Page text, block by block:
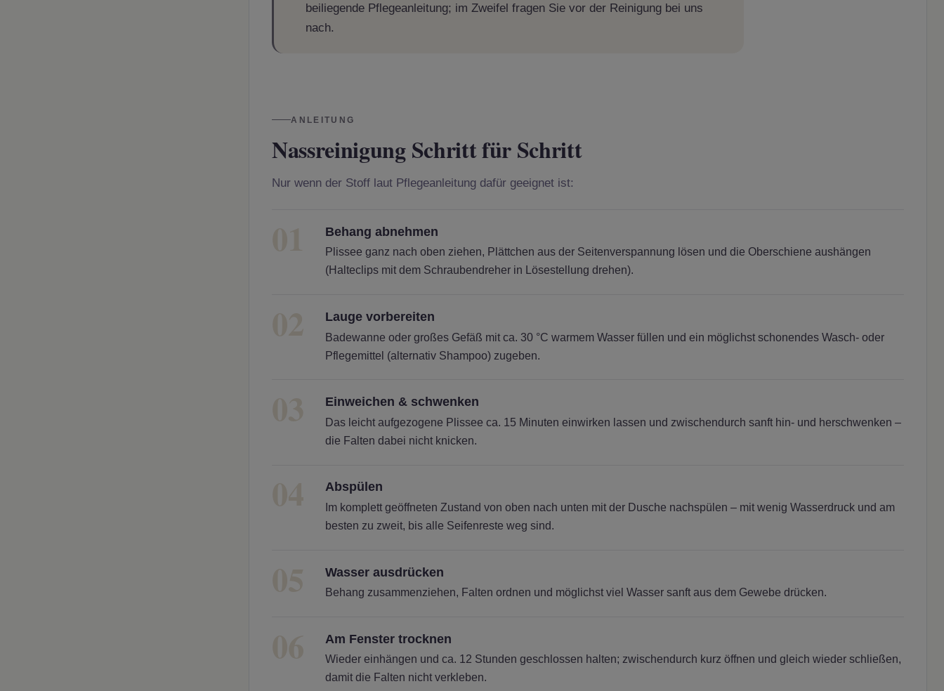
beiliegende Pflegeanleitung; im Zweifel fragen Sie vor der Reinigung bei uns
nach.
ANLEITUNG
Nassreinigung Schritt für Schritt
Nur wenn der Stoff laut Pflegeanleitung dafür geeignet ist:
Behang abnehmen
Plissee ganz nach oben ziehen, Plättchen aus der Seitenverspannung lösen und die Oberschiene aushängen
(Halteclips mit dem Schraubendreher in Lösestellung drehen).
Lauge vorbereiten
Badewanne oder großes Gefäß mit ca. 30 °C warmem Wasser füllen und ein möglichst schonendes Wasch- oder
Pflegemittel (alternativ Shampoo) zugeben.
Einweichen & schwenken
Das leicht aufgezogene Plissee ca. 15 Minuten einwirken lassen und zwischendurch sanft hin- und herschwenken –
die Falten dabei nicht knicken.
Abspülen
Im komplett geöffneten Zustand von oben nach unten mit der Dusche nachspülen – mit wenig Wasserdruck und am
besten zu zweit, bis alle Seifenreste weg sind.
Wasser ausdrücken
Behang zusammenziehen, Falten ordnen und möglichst viel Wasser sanft aus dem Gewebe drücken.
Am Fenster trocknen
Wieder einhängen und ca. 12 Stunden geschlossen halten; zwischendurch kurz öffnen und gleich wieder schließen,
damit die Falten nicht verkleben.